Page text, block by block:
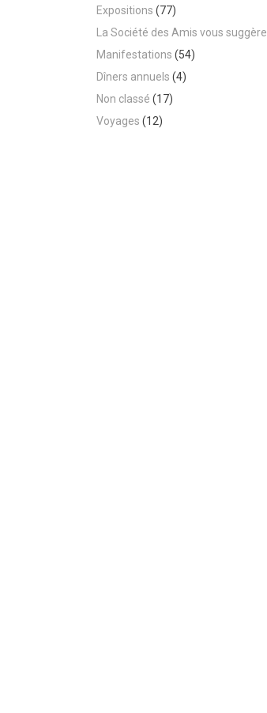
Expositions (77)
La Société des Amis vous suggère
Manifestations (54)
Dîners annuels (4)
Non classé (17)
Voyages (12)